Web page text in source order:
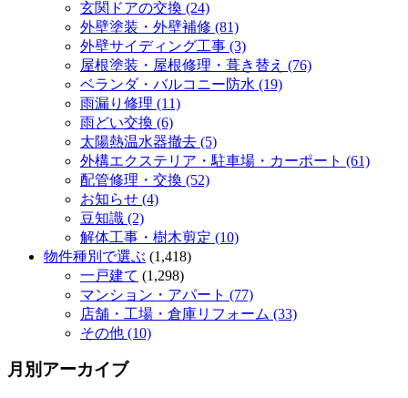
玄関ドアの交換 (24)
外壁塗装・外壁補修 (81)
外壁サイディング工事 (3)
屋根塗装・屋根修理・葺き替え (76)
ベランダ・バルコニー防水 (19)
雨漏り修理 (11)
雨どい交換 (6)
太陽熱温水器撤去 (5)
外構エクステリア・駐車場・カーポート (61)
配管修理・交換 (52)
お知らせ (4)
豆知識 (2)
解体工事・樹木剪定 (10)
物件種別で選ぶ (1,418)
一戸建て (1,298)
マンション・アパート (77)
店舗・工場・倉庫リフォーム (33)
その他 (10)
月別アーカイブ